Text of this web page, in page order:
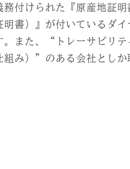
務付けられた『原産地証
明書）』が付いているダ
。また、“トレーサビリテ
組み）”のある会社としか